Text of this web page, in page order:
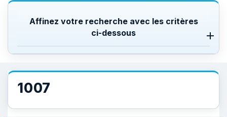
Affinez votre recherche avec les critères
ci-dessous
1007